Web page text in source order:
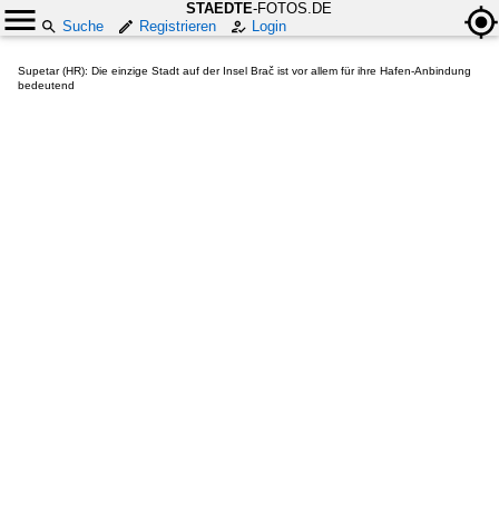
STAEDTE-FOTOS.DE
Suche
Registrieren Login
Supetar (HR): Die einzige Stadt auf der Insel Brač ist vor allem für ihre Hafen-Anbindung
bedeutend